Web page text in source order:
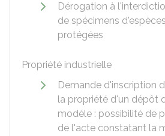
Dérogation à
de spécimens
protégées
Propriété industrielle
Demande d'inscription
la propriété d'un dépôt
modèle : possibilité de
de l'acte constatant la